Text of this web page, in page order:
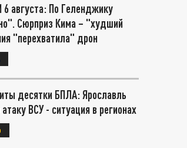
6 августа: По Геленджику
Сюрприз Кима – "худший
"перехватила" дрон
десятки БПЛА: Ярославль
ВСУ - ситуация в регионах